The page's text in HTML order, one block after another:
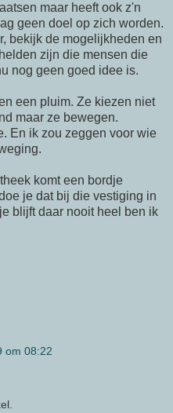
maar heeft ook z'n
geen doel op zich worden.
bekijk de mogelijkheden en
zijn die mensen die
nog geen goed idee is.
een pluim. Ze kiezen niet
maar ze bewegen.
En ik zou zeggen voor wie
komt een bordje
je dat bij die vestiging in
blijft daar nooit heel ben ik
om 08:22